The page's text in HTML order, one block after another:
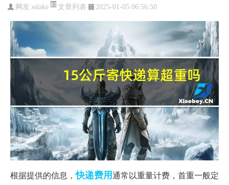
网友:sslake 文章列表 2025-01-05 06:56:50
根据提供的信息，快递费用通常以重量计费，首重一般定